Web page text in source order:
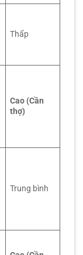
Thấp
Cao (Cần
thợ)
Trung bình